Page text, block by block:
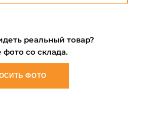
реальный товар?
фото со склада.
ФОТО